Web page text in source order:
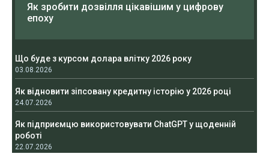
Як зробити дозвілля цікавішим у цифрову
епоху
Що буде з курсом долара влітку 2026 року
03.08.2026
Як відновити зіпсовану кредитну історію у 2026 році
24.07.2026
Як підприємцю використовувати ChatGPT у щоденній
роботі
22.07.2026